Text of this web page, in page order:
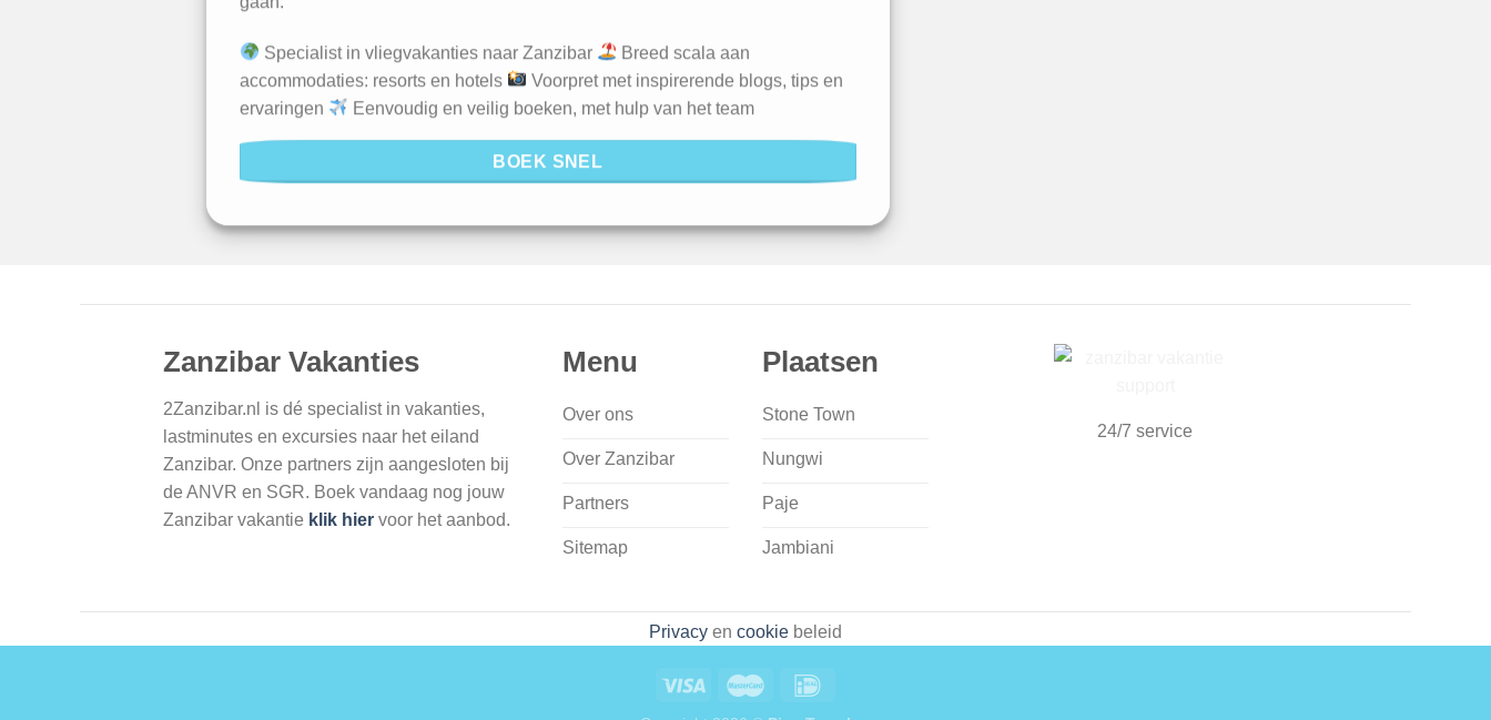
Specialist in vliegvakanties naar Zanzibar
Breed scala aan
accommodaties: resorts en hotels
Voorpret met inspirerende blogs, tips en
ervaringen
Eenvoudig en veilig boeken, met hulp van het team
BOEK SNEL
Zanzibar Vakanties
2Zanzibar.nl is dé specialist in vakanties,
lastminutes en excursies naar het eiland
Zanzibar. Onze partners zijn aangesloten bij
de ANVR en SGR. Boek vandaag nog jouw
Zanzibar vakantie klik hier voor het aanbod.
Menu
Over ons
Over Zanzibar
Partners
Sitemap
Plaatsen
Stone Town
Nungwi
Paje
Jambiani
24/7 service
Privacy en cookie beleid